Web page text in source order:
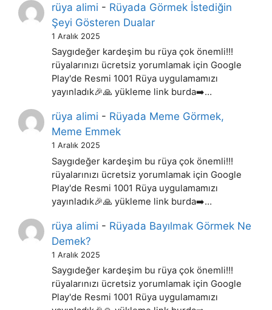
rüya alimi - Rüyada Görmek İstediğin
Şeyi Gösteren Dualar
1 Aralık 2025
Saygıdeğer kardeşim bu rüya çok önemli!!!
rüyalarınızı ücretsiz yorumlamak için Google
Play'de Resmi 1001 Rüya uygulamamızı
yayınladık🎉🙏 yükleme link burda➡️…
rüya alimi - Rüyada Meme Görmek,
Meme Emmek
1 Aralık 2025
Saygıdeğer kardeşim bu rüya çok önemli!!!
rüyalarınızı ücretsiz yorumlamak için Google
Play'de Resmi 1001 Rüya uygulamamızı
yayınladık🎉🙏 yükleme link burda➡️…
rüya alimi - Rüyada Bayılmak Görmek Ne
Demek?
1 Aralık 2025
Saygıdeğer kardeşim bu rüya çok önemli!!!
rüyalarınızı ücretsiz yorumlamak için Google
Play'de Resmi 1001 Rüya uygulamamızı